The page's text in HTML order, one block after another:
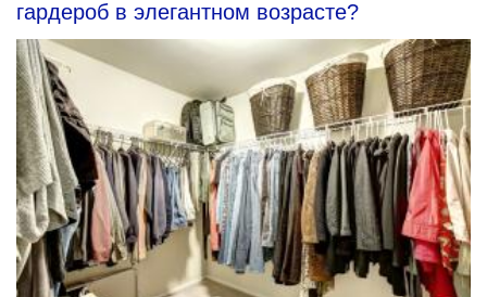
гардероб в элегантном возрасте?